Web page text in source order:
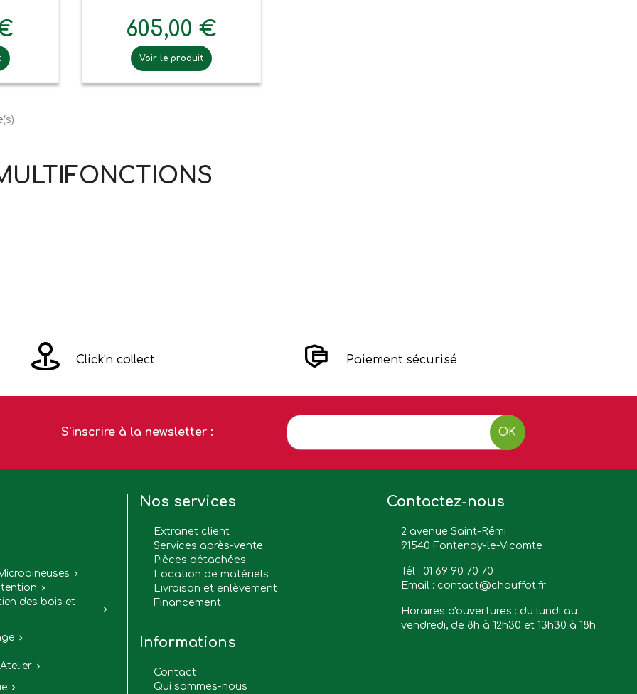
605,00 €
Voir le produit
Click'n collect Paiement sécurisé
S'inscrire à la newsletter : OK


des bois et




Nos services
Extranet client
Services après-vente
Pièces détachées
Location de matériels
Livraison et enlèvement
Financement
Informations
Contact
Qui sommes-nous
Contactez-nous
2 avenue Saint-Rémi
91540 Fontenay-le-Vicomte
Tél : 01 69 90 70 70
Email : contact@chouffot.fr
Horaires d'ouvertures : du lundi au
vendredi, de 8h à 12h30 et 13h30 à 18h